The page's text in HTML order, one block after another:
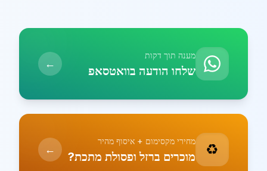
מענה תוך דקות
שלחו הודעה בוואטסאפ ←
♻️ מחירי מקסימום + איסוף מהיר
מוכרים ברזל ופסולת מתכת? ←